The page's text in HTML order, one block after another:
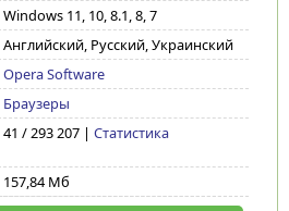
Windows 11, 10, 8.1, 8, 7
Английский, Русский, Украинский
Opera Software
Браузеры
41 / 293 207 | Статистика
157,84 Мб